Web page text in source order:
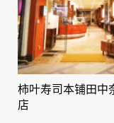
柿叶寿司本铺田中
店